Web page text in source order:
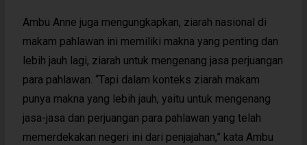
Ambu Anne juga mengungkapkan, ziarah nasional di
makam pahlawan ini memiliki makna yang penting dan
lebih jauh lagi, ziarah untuk mengenang jasa perjuangan
para pahlawan. “Tapi dalam konteks ziarah makam
punya makna yang lebih jauh, yaitu untuk mengenang
jasa-jasa dan perjuangan para pahlawan yang telah
memerdekakan negeri ini dari penjajahan,” kata Ambu